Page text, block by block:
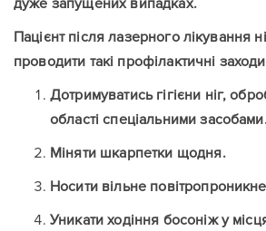
дуже запущених випадках.
Пацієнт після лазерного лікування
проводити такі профілактичні
Дотримуватись гігієни ніг,
області спеціальними
Міняти шкарпетки щодня.
Носити вільне
Уникати ходіння босоніж у